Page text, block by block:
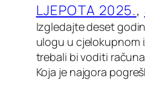
LJEPOTA 2025.,
Izgledajte deset
ulogu u cjelokupnom
trebali bi voditi
Koja je najgora